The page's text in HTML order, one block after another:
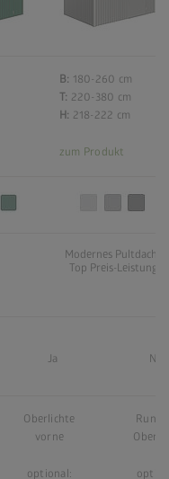
B: 180-260 cm
T: 220-380 cm
H: 218-222 cm
zum Produkt
Modernes Pultdach,
Top Preis-Leistung
Ja
Oberlichte
vorne
optional: